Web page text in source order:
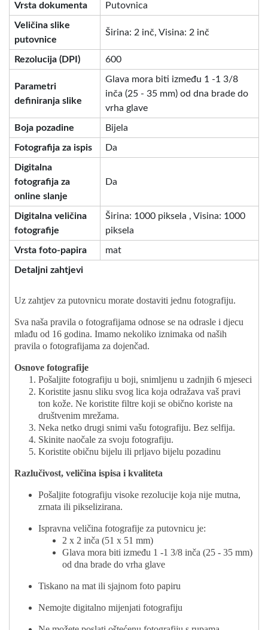
Vrsta dokumenta Putovnica
Veličina slike
putovnice
Širina: 2 inč, Visina: 2 inč
Rezolucija (DPI) 600
Parametri
definiranja slike
Glava mora biti između 1 -1 3/8
inča (25 - 35 mm) od dna brade do
vrha glave
Boja pozadine Bijela
Fotografija za ispis Da
Digitalna
fotografija za
online slanje
Da
Digitalna veličina
fotografije
Širina: 1000 piksela , Visina: 1000
piksela
Vrsta foto-papira mat
Detaljni zahtjevi
Uz zahtjev za putovnicu morate dostaviti jednu fotografiju.
Sva naša pravila o fotografijama odnose se na odrasle i djecu
mlađu od 16 godina. Imamo nekoliko iznimaka od naših
pravila o fotografijama za dojenčad.
Osnove fotografije
Pošaljite fotografiju u boji, snimljenu u zadnjih 6 mjeseci
Koristite jasnu sliku svog lica koja odražava vaš pravi
ton kože. Ne koristite filtre koji se obično koriste na
društvenim mrežama.
Neka netko drugi snimi vašu fotografiju. Bez selfija.
Skinite naočale za svoju fotografiju.
Koristite običnu bijelu ili prljavo bijelu pozadinu
Razlučivost, veličina ispisa i kvaliteta
Pošaljite fotografiju visoke rezolucije koja nije mutna,
zrnata ili pikselizirana.
Ispravna veličina fotografije za putovnicu je:
2 x 2 inča (51 x 51 mm)
Glava mora biti između 1 -1 3/8 inča (25 - 35 mm)
od dna brade do vrha glave
Tiskano na mat ili sjajnom foto papiru
Nemojte digitalno mijenjati fotografiju